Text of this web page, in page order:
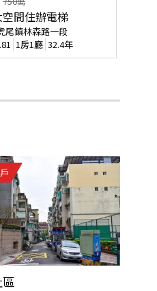
間住辦電梯
尾鎮林森路一段
1房1廳 32.4年
戶